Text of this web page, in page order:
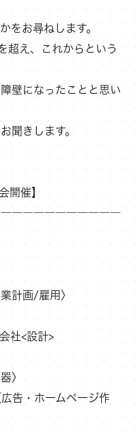
をお尋ねします。
超え、これからという
壁になったことと思い
聞きします。
開催】
計画/雇用〉
社<設計>
〉
告・ホームページ作